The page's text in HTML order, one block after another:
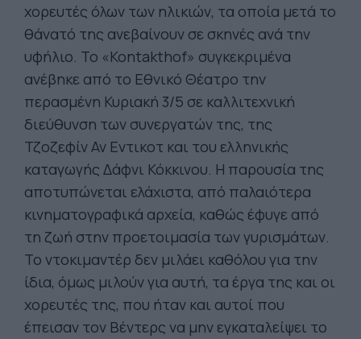
χορευτές όλων των ηλικιών, τα οποία μετά το
θάνατό της ανεβαίνουν σε σκηνές ανά την
υφήλιο. Το «Kontakthof» συγκεκριμένα
ανέβηκε από το Εθνικό Θέατρο την
περασμένη Κυριακή 3/5 σε καλλιτεχνική
διεύθυνση των συνεργατών της, της
Τζοζεφίν Αν Εντικοτ και του ελληνικής
καταγωγής Δάφνι Κόκκινου. Η παρουσία της
αποτυπώνεται ελάχιστα, από παλαιότερα
κινηματογραφικά αρχεία, καθώς έφυγε από
τη ζωή στην προετοιμασία των γυρισμάτων.
Το ντοκιμαντέρ δεν μιλάει καθόλου για την
ίδια, όμως μιλούν για αυτή, τα έργα της και οι
χορευτές της, που ήταν και αυτοί που
έπεισαν τον Βέντερς να μην εγκαταλείψει το